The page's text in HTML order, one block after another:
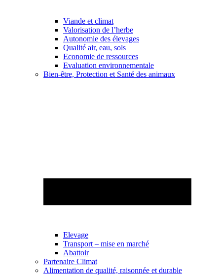
Viande et climat
Valorisation de l’herbe
Autonomie des élevages
Qualité air, eau, sols
Economie de ressources
Evaluation environnementale
Bien-être, Protection et Santé des animaux
Elevage
Transport – mise en marché
Abattoir
Partenaire Climat
Alimentation de qualité, raisonnée et durable